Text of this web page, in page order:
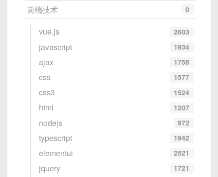
前端技术 0
vue.js 2603
javascript 1934
ajax 1758
css 1577
css3 1524
html 1207
nodejs 972
typescript 1942
elementui 2521
jquery 1721